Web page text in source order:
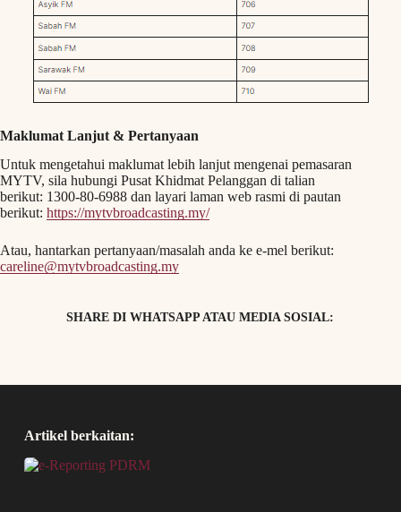
Maklumat Lanjut & Pertanyaan
Untuk mengetahui maklumat lebih lanjut mengenai pemasaran
MYTV, sila hubungi Pusat Khidmat Pelanggan di talian
berikut: 1300-80-6988 dan layari laman web rasmi di pautan
berikut: https://mytvbroadcasting.my/
Atau, hantarkan pertanyaan/masalah anda ke e-mel berikut:
careline@mytvbroadcasting.my
SHARE DI WHATSAPP ATAU MEDIA SOSIAL:
Artikel berkaitan: